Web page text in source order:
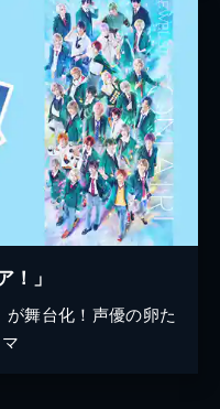
！」
舞台化！声優の卵た